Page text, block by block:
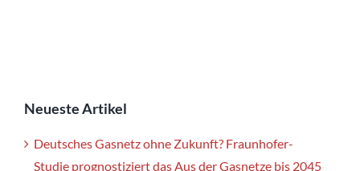
Neueste Artikel
Deutsches Gasnetz ohne Zukunft? Fraunhofer-
Studie prognostiziert das Aus der Gasnetze bis 2045